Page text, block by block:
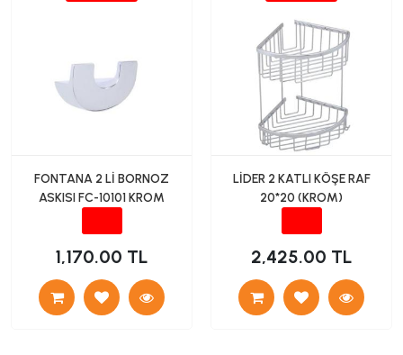
FONTANA 2 Lİ BORNOZ
ASKISI FC-10101 KROM
1,170.00 TL
LİDER 2 KATLI KÖŞE RAF
20*20 (KROM)
2,425.00 TL